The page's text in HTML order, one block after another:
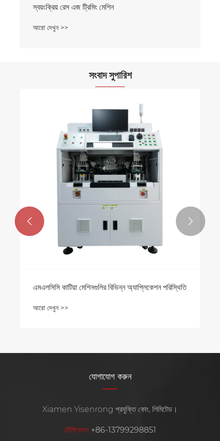
স্বয়ংক্রিয় রেস এজ ট্রিমিং মেশিন
আরো দেখুন >>
সংবাদ সুপারিশ
এমএলসিসি কাটিয়া মেশিনগুলির বিভিন্ন অ্যাপ্লিকেশন পরিস্থিতি
আরো দেখুন >>
 
যোগাযোগ করুন
Xiamen Yisenrong প্রযুক্তি কোং, লিমিটেড।
টেলিফোন: +86-13799298851